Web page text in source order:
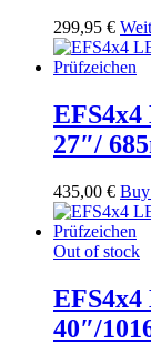
299,95 €
27″/
435,00 €
Out of stock
40″/